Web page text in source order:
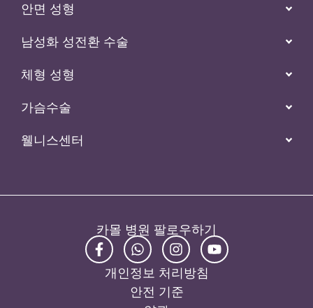
안면 성형
남성화 성전환 수술
체형 성형
가슴수술
웰니스센터
카몰 병원 팔로우하기
개인정보 처리방침
안전 기준